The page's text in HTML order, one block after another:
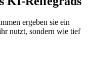
ergeben sie ein
nutzt, sondern wie tief